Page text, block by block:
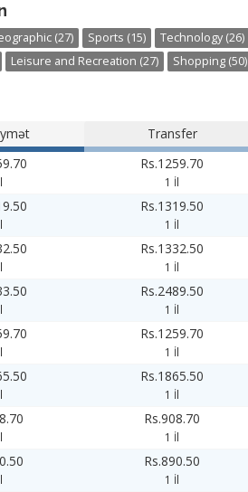
(27) Sports (15) Technology (26)
Leisure and Recreation (27) Shopping (50)
Transfer
Rs.1259.70
1 İl
Rs.1319.50
1 İl
Rs.1332.50
1 İl
Rs.2489.50
1 İl
Rs.1259.70
1 İl
Rs.1865.50
1 İl
Rs.908.70
1 İl
Rs.890.50
1 İl